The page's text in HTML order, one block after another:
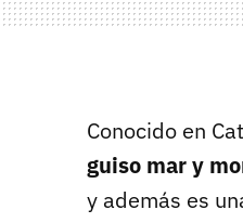
Conocido en
guiso mar y
y además es